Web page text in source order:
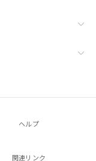
ヘルプ
関連リンク